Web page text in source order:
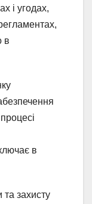
і угодах,
в
в
захисту